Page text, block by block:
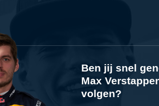
Ben jij snel
Max
volgen?